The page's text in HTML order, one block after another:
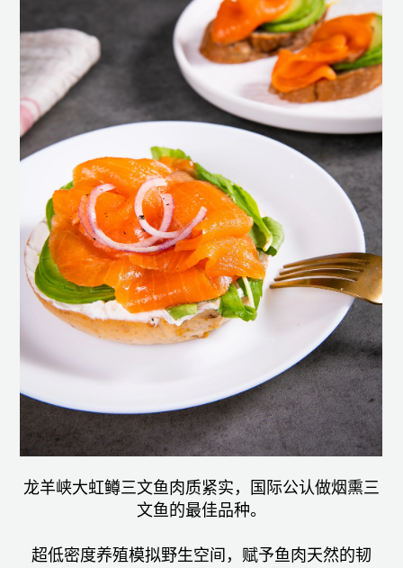
龙羊峡大虹鳟三文鱼肉质紧实，国际公认做烟熏三
文鱼的最佳品种。
超低密度养殖模拟野生空间，赋予鱼肉天然的韧